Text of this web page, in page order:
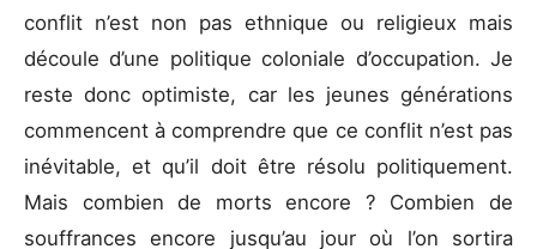
conflit n’est non pas ethnique ou religieux mais
découle d’une politique coloniale d’occupation. Je
reste donc optimiste, car les jeunes générations
commencent à comprendre que ce conflit n’est pas
inévitable, et qu’il doit être résolu politiquement.
Mais combien de morts encore ? Combien de
souffrances encore jusqu’au jour où l’on sortira